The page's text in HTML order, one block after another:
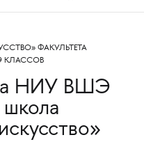
ФАКУЛЬТЕТА
КЛАССОВ
НИУ ВШЭ